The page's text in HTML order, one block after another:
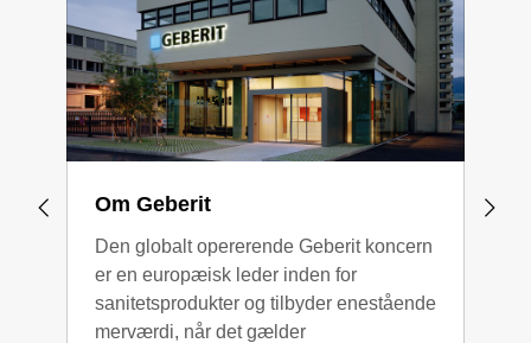
Om Geberit
Den globalt opererende Geberit koncern
er en europæisk leder inden for
sanitetsprodukter og tilbyder enestående
merværdi, når det gælder